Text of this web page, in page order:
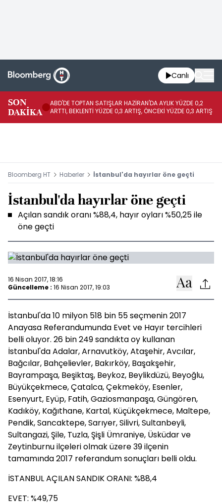
Canlı
SON
DAKİKA
ABD'DE TOPTAN SATIŞLAR HAZİRAN'DA AYLIK YÜZDE 0,2
ARTTI, BEKLENTİ YÜZDE 0,3 ARTIŞ, ÖNCEKİ YÜZDE 0,3 ARTIŞ
Bloomberg HT Haberler İstanbul'da hayırlar öne geçti
İstanbul'da hayırlar öne geçti
Açılan sandık oranı %88,4, hayır oyları %50,25 ile
öne geçti
16 Nisan 2017, 18:16
Güncelleme : 16 Nisan 2017, 19:03
İstanbul'da 10 milyon 518 bin 55 seçmenin 2017
Anayasa Referandumunda Evet ve Hayır tercihleri
belli oluyor. 26 bin 249 sandıkta oy kullanan
İstanbul'da Adalar, Arnavutköy, Ataşehir, Avcılar,
Bağcılar, Bahçelievler, Bakırköy, Başakşehir,
Bayrampaşa, Beşiktaş, Beykoz, Beylikdüzü, Beyoğlu,
Büyükçekmece, Çatalca, Çekmeköy, Esenler,
Esenyurt, Eyüp, Fatih, Gaziosmanpaşa, Güngören,
Kadıköy, Kağıthane, Kartal, Küçükçekmece, Maltepe,
Pendik, Sancaktepe, Sarıyer, Silivri, Sultanbeyli,
Sultangazi, Şile, Tuzla, Şişli Ümraniye, Üsküdar ve
Zeytinburnu ilçeleri olmak üzere 39 ilçenin
tamamında 2017 referandum sonuçları belli oldu.
İSTANBUL AÇILAN SANDIK ORANI: %88,4
EVET: %49,75